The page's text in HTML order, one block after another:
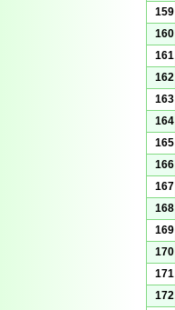
159
160
161
162
163
164
165
166
167
168
169
170
171
172